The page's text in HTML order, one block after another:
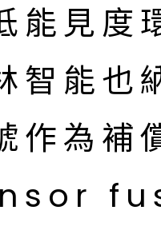
能見度
智能也
作為補